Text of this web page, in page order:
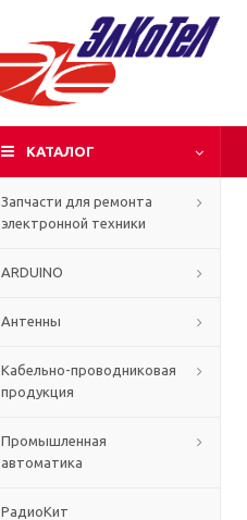
КАТАЛОГ
Запчасти для ремонта
электронной техники
ARDUINO
Антенны
Кабельно-проводниковая
продукция
Промышленная
автоматика
РадиоКит